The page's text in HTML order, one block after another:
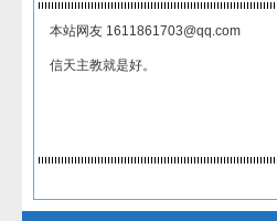
本站网友 1611861703@qq.com
信天主教就是好。